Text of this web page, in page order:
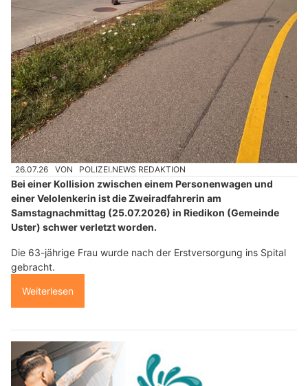
26.07.26 VON POLIZEI.NEWS REDAKTION
Bei einer Kollision zwischen einem Personenwagen und
einer Velolenkerin ist die Zweiradfahrerin am
Samstagnachmittag (25.07.2026) in Riedikon (Gemeinde
Uster) schwer verletzt worden.
Die 63-jährige Frau wurde nach der Erstversorgung ins Spital
gebracht.
Weiterlesen